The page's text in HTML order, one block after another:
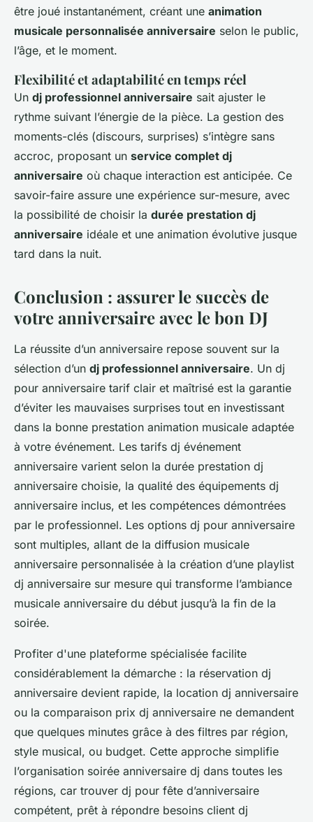
être joué instantanément, créant une animation
musicale personnalisée anniversaire selon le public,
l’âge, et le moment.
Flexibilité et adaptabilité en temps réel
Un dj professionnel anniversaire sait ajuster le
rythme suivant l’énergie de la pièce. La gestion des
moments-clés (discours, surprises) s’intègre sans
accroc, proposant un service complet dj
anniversaire où chaque interaction est anticipée. Ce
savoir-faire assure une expérience sur-mesure, avec
la possibilité de choisir la durée prestation dj
anniversaire idéale et une animation évolutive jusque
tard dans la nuit.
Conclusion : assurer le succès de
votre anniversaire avec le bon DJ
La réussite d’un anniversaire repose souvent sur la
sélection d’un dj professionnel anniversaire. Un dj
pour anniversaire tarif clair et maîtrisé est la garantie
d’éviter les mauvaises surprises tout en investissant
dans la bonne prestation animation musicale adaptée
à votre événement. Les tarifs dj événement
anniversaire varient selon la durée prestation dj
anniversaire choisie, la qualité des équipements dj
anniversaire inclus, et les compétences démontrées
par le professionnel. Les options dj pour anniversaire
sont multiples, allant de la diffusion musicale
anniversaire personnalisée à la création d’une playlist
dj anniversaire sur mesure qui transforme l’ambiance
musicale anniversaire du début jusqu’à la fin de la
soirée.
Profiter d'une plateforme spécialisée facilite
considérablement la démarche : la réservation dj
anniversaire devient rapide, la location dj anniversaire
ou la comparaison prix dj anniversaire ne demandent
que quelques minutes grâce à des filtres par région,
style musical, ou budget. Cette approche simplifie
l’organisation soirée anniversaire dj dans toutes les
régions, car trouver dj pour fête d’anniversaire
compétent, prêt à répondre besoins client dj